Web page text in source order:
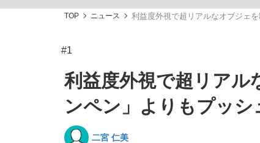
TOP ニュース 利益度外視で超リアルなオブジェ
#1
利益度外視で超リア
ンペン」よりもプッシ
二宮 仁美